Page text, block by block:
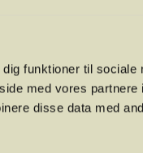
funktioner til sociale
med vores partnere
disse data med